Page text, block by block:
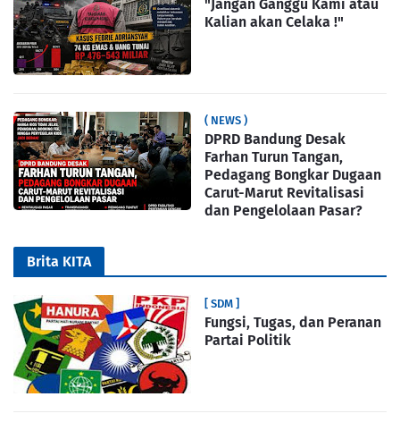
"Jangan Ganggu Kami atau
Kalian akan Celaka !"
( NEWS )
DPRD Bandung Desak
Farhan Turun Tangan,
Pedagang Bongkar Dugaan
Carut-Marut Revitalisasi
dan Pengelolaan Pasar?
Brita KITA
[ SDM ]
Fungsi, Tugas, dan Peranan
Partai Politik